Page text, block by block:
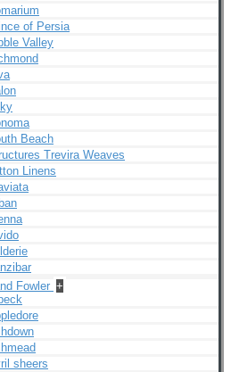
of Persia
Valley
Beach
Trevira Weaves
Linens
Fowler +
sheers